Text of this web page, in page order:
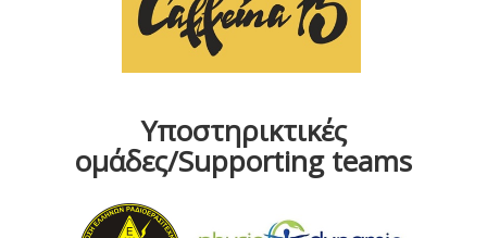
Υποστηρικτικές
ομάδες/Supporting teams